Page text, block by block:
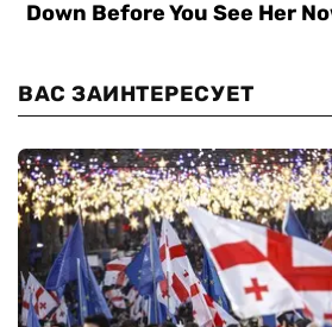
ВАС ЗАИНТЕРЕСУЕТ